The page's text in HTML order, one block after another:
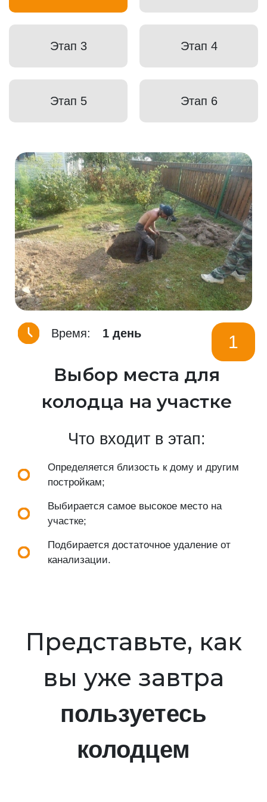
Этап 3 Этап 4
Этап 5 Этап 6
Время: 1 день 1
Выбор места для
колодца на участке
Что входит в этап:
Определяется близость к дому и другим
постройкам;
Выбирается самое высокое место на
участке;
Подбирается достаточное удаление от
канализации.
Представьте, как
вы уже завтра
пользуетесь
колодцем